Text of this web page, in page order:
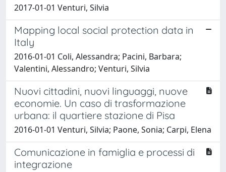
2017-01-01 Venturi, Silvia
Mapping local social protection data in
Italy
2016-01-01 Coli, Alessandra; Pacini, Barbara;
Valentini, Alessandro; Venturi, Silvia
Nuovi cittadini, nuovi linguaggi, nuove
economie. Un caso di trasformazione
urbana: il quartiere stazione di Pisa
2016-01-01 Venturi, Silvia; Paone, Sonia; Carpi, Elena
Comunicazione in famiglia e processi di
integrazione